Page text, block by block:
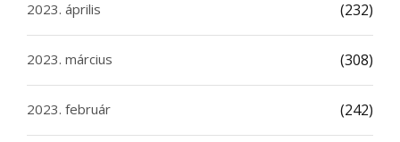
2023. április (232)
2023. március (308)
2023. február (242)